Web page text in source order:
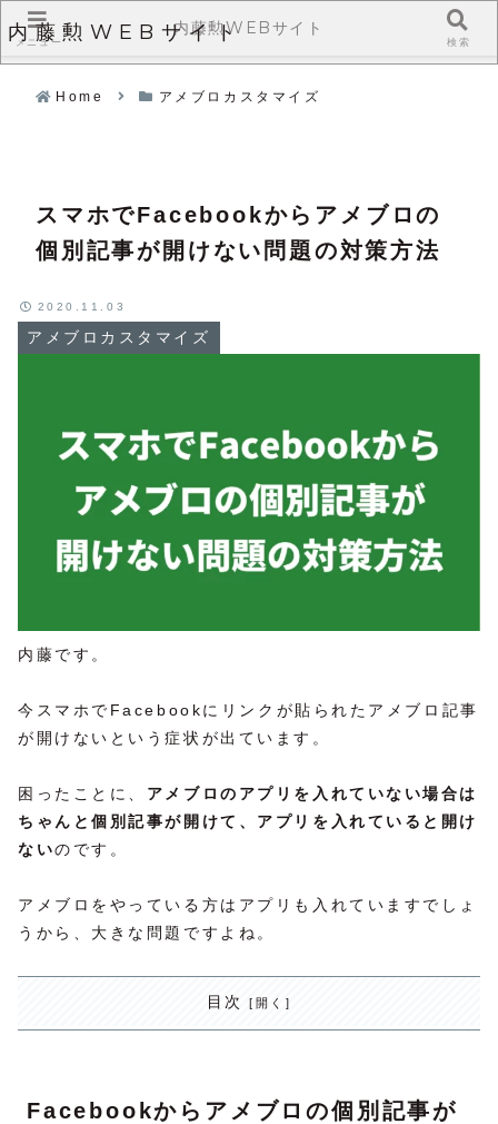
内藤勲WEBサイト
Home アメブロカスタマイズ
スマホでFacebookからアメブロの
個別記事が開けない問題の対策方法
アメブロカスタマイズ
2020.11.03
内藤です。
今スマホでFacebookにリンクが貼られたアメブロ記事
が開けないという症状が出ています。
困ったことに、 アメブロのアプリを入れていない場合は
ちゃんと個別記事が開けて、アプリを入れていると開け
ないのです。
アメブロをやっている方はアプリも入れていますでしょ
うから、大きな問題ですよね。
目次
Facebookからアメブロの個別記事が
メニュー
内藤勲WEBサイト
検索